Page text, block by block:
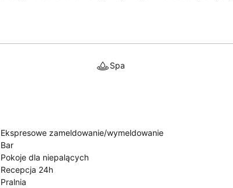
Spa
Ekspresowe zameldowanie/wymeldowanie
Bar
Pokoje dla niepalących
Recepcja 24h
Pralnia